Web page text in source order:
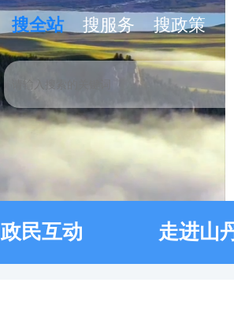
搜全站 搜服务 搜政策
政民互动 走进山